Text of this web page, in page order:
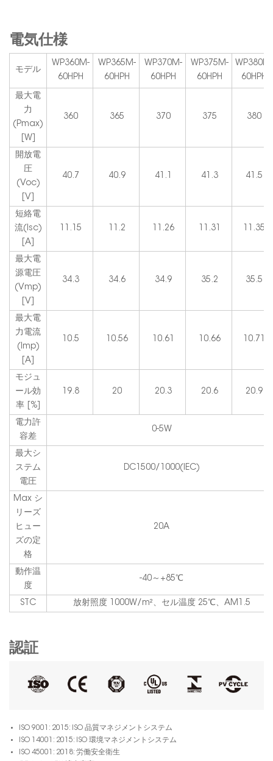
電気仕様
モデル
WP360M-
60HPH
WP365M-
60HPH
WP370M-
60HPH
WP375M-
60HPH
WP380M-
60HPH
最大電
力
(Pmax)
[W]
360 365 370 375 380
開放電
圧
(Voc)
[V]
40.7 40.9 41.1 41.3 41.5
短絡電
流(Isc)
[A]
11.15 11.2 11.26 11.31 11.35
最大電
源電圧
(Vmp)
[V]
34.3 34.6 34.9 35.2 35.5
最大電
力電流
(Imp)
[A]
10.5 10.56 10.61 10.66 10.71
モジュ
ール効
率 [%]
19.8 20 20.3 20.6 20.9
電力許
容差
0-5W
最大シ
ステム
電圧
DC1500/1000(IEC)
Max シ
リーズ
ヒュー
ズの定
格
20A
動作温
度
-40～+85℃
STC 放射照度 1000W/m²、セル温度 25℃、AM1.5
認証
ISO 9001: 2015: ISO 品質マネジメントシステム
ISO 14001: 2015: ISO 環境マネジメントシステム
ISO 45001: 2018: 労働安全衛生